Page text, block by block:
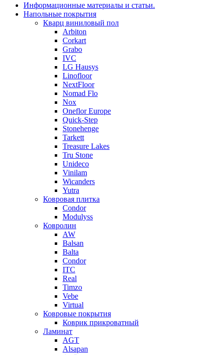
Информационные материалы и статьи.
Напольные покрытия
Кварц виниловый пол
Arbiton
Corkart
Grabo
IVC
LG Hausys
Linofloor
NextFloor
Nomad Flo
Nox
Oneflor Europe
Quick-Step
Stonehenge
Tarkett
Treasure Lakes
Tru Stone
Unideco
Vinilam
Wicanders
Yutra
Ковровая плитка
Condor
Modulyss
Ковролин
AW
Balsan
Balta
Condor
ITC
Real
Timzo
Vebe
Virtual
Ковровые покрытия
Коврик прикроватный
Ламинат
AGT
Alsapan